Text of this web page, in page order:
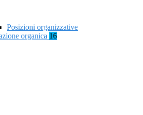
Posizioni organizzative
organica 16